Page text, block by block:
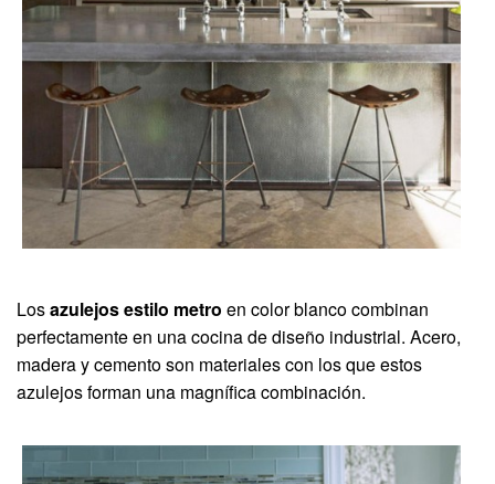
Losazulejos estilo metro en color blanco combinan
perfectamente en una cocina de diseño industrial. Acero,
madera y cemento son materiales con los que estos
azulejos forman una magnífica combinación.